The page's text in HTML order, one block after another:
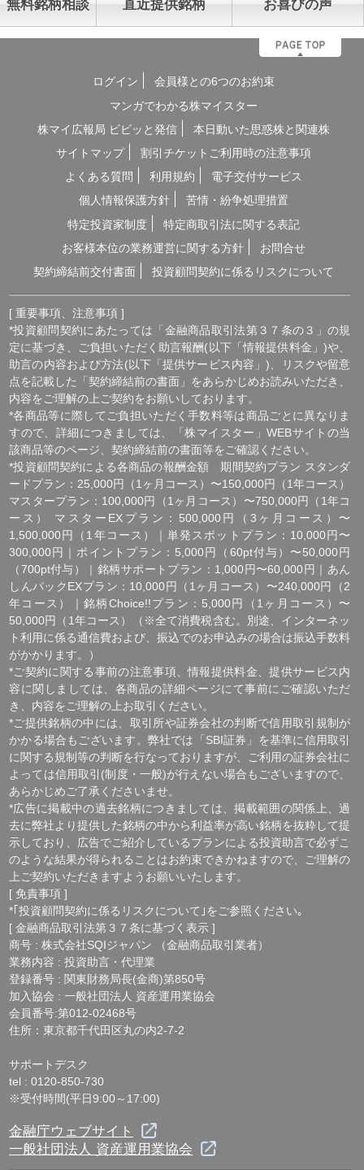
契約締結前交付書面 投資顧問契約に係るリスクについて
[ 重要事項、注意事項 ]
助言の内容および方法(以下「提供サービス内容」)、リスクや留意
点を記載した「契約締結前の書面」をあらかじめお読みいただき、
*各商品等に際してご負担いただく手数料等は商品ごとに異なりま
すので、詳細につきましては、「株マイスター」WEBサイトの当
該商品等のページ、契約締結前の書面等をご確認ください。
*投資顧問契約による各商品の報酬金額 期間契約プラン スタンダ
ードプラン：25,000円（1ヶ月コース）〜150,000円（1年コース）
マスタープラン：100,000円（1ヶ月コース）〜750,000円（1年コ
ース） マスターEXプラン：500,000円（3ヶ月コース）〜
1,500,000円（1年コース）｜単発スポットプラン：10,000円〜
300,000円｜ポイントプラン：5,000円（60pt付与）〜50,000円
（700pt付与）｜銘柄サポートプラン：1,000円〜60,000円｜あん
しんパックEXプラン：10,000円（1ヶ月コース）〜240,000円（2
年コース）｜銘柄Choice!!プラン：5,000円（1ヶ月コース）〜
50,000円（1年コース）（※全て消費税含む。別途、インターネッ
ト利用に係る通信費および、振込でのお申込みの場合は振込手数料
*ご契約に関する事前の注意事項、情報提供料金、提供サービス内
容に関しましては、各商品の詳細ページにて事前にご確認いただ
き、内容をご理解の上お取引ください。
*ご提供銘柄の中には、取引所や証券会社の判断で信用取引規制が
かかる場合もございます。弊社では「SBI証券」を基準に信用取引
に関する規制等の判断を行なっておりますが、ご利用の証券会社に
よっては信用取引(制度・一般)が行えない場合もございますので、
あらかじめご了承くださいませ。
*広告に掲載中の過去銘柄につきましては、掲載範囲の関係上、過
去に弊社より提供した銘柄の中から利益率が高い銘柄を抜粋して提
示しており、広告でご紹介しているプランによる投資助言で必ずこ
のような結果が得られることはお約束できかねますので、ご理解の
上ご契約いただきますようお願いいたします。
[ 免責事項 ]
*｢投資顧問契約に係るリスクについて｣をご参照ください｡
[ 金融商品取引法第３７条に基づく表示 ]
商号 : 株式会社SQIジャパン （金融商品取引業者）
業務内容 : 投資助言・代理業
登録番号 : 関東財務局長(金商)第850号
加入協会 : 一般社団法人 資産運用業協会
会員番号:第012-02468号
住所：東京都千代田区丸の内2-7-2
サポートデスク
tel : 0120-850-730
※受付時間(平日9:00～17:00)
金融庁ウェブサイト
一般社団法人 資産運用業協会
Copyright ©2026 株マイスター All Rights Reserved.